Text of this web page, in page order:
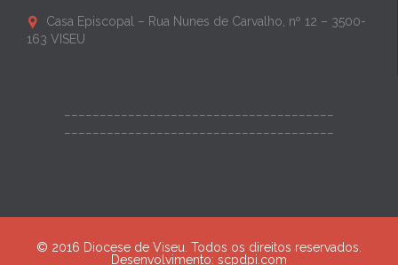

Casa Episcopal – Rua Nunes de Carvalho, nº 12 – 3500-
163 VISEU
© 2016 Diocese de Viseu. Todos os direitos reservados.
Desenvolvimento: scpdpi.com